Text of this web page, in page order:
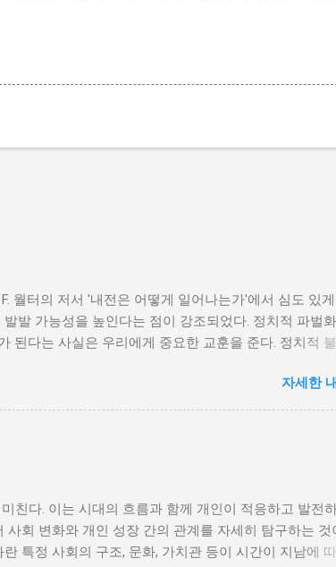
월터의 저서 '내전은 어떻게 일어나는가'에서 심도 있
발 가능성을 높인다는 점이 강조되었다. 정치적 파벌
된다는 사실은 우리에게 중요한 교훈을 준다. 정치적
서는 정치적 갈등이 심화되고, 이로 인해 내전의 위험
불만을 느끼고, 체제 전복을 위해 무장 세력에 참여하
치적 불안정성이 높은 국가에서는 종종 내전이 발발했
해서는 먼저 정치 체제를 안정시키고, 시민들의 목소리
기 마련이다. 이와 같은 경제적 상황은 종종 특정 집단
한 반발이 촉발된다. 성장은 불균형하게 이루어지고,
들은 무장 봉기와 같은 극단적 선택을 고려하게 된다. 경
자세한
친다. 이는 시대의 흐름과 함께 개인이 적응하고 발전
사회 변화와 개인 성장 간의 관계를 자세히 탐구하는 것
특정 사회의 구조, 문화, 가치관 등이 시간이 지남에